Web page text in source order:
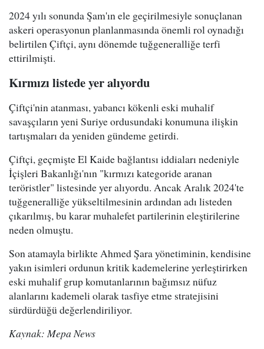
2024 yılı sonunda Şam'ın ele geçirilmesiyle sonuçlanan
askeri operasyonun planlanmasında önemli rol oynadığı
belirtilen Çiftçi, aynı dönemde tuğgeneralliğe terfi
ettirilmişti.
Kırmızı listede yer alıyordu
Çiftçi'nin atanması, yabancı kökenli eski muhalif
savaşçıların yeni Suriye ordusundaki konumuna ilişkin
tartışmaları da yeniden gündeme getirdi.
Çiftçi, geçmişte El Kaide bağlantısı iddiaları nedeniyle
İçişleri Bakanlığı'nın "kırmızı kategoride aranan
teröristler" listesinde yer alıyordu. Ancak Aralık 2024'te
tuğgeneralliğe yükseltilmesinin ardından adı listeden
çıkarılmış, bu karar muhalefet partilerinin eleştirilerine
neden olmuştu.
Son atamayla birlikte Ahmed Şara yönetiminin, kendisine
yakın isimleri ordunun kritik kademelerine yerleştirirken
eski muhalif grup komutanlarının bağımsız nüfuz
alanlarını kademeli olarak tasfiye etme stratejisini
sürdürdüğü değerlendiriliyor.
Kaynak: Mepa News